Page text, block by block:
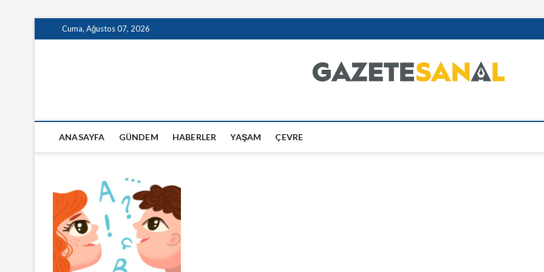
to
Cuma, Ağustos 07, 2026
ANASAYFA GÜNDEM HABERLER YAŞAM ÇEVRE